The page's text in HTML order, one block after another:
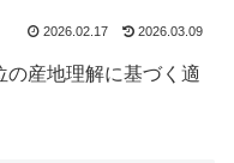
2026.02.17 2026.03.09
産地理解に基づく適